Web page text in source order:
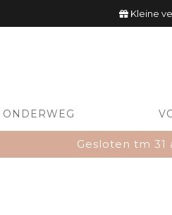
Kleine
Gesloten tm 31